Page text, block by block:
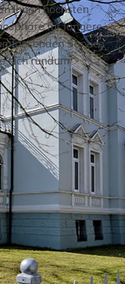
Ihnen höchsten
für längere
Service
sich rundum